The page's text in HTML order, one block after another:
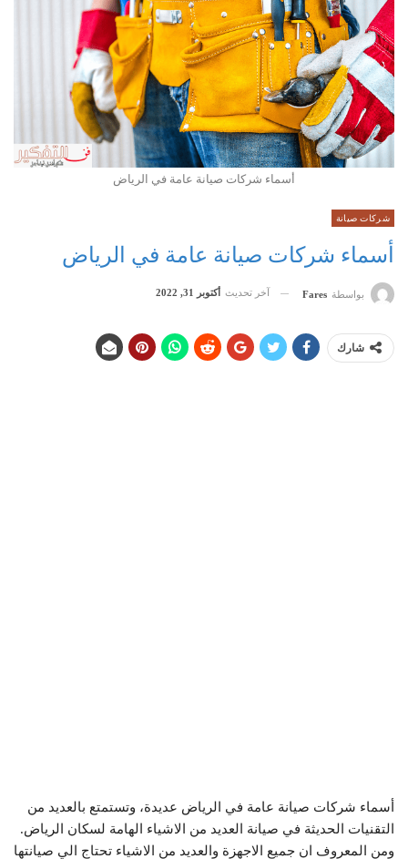
أسماء شركات صيانة عامة في الرياض
شركات صيانة
أسماء شركات صيانة عامة في الرياض
بواسطة Fares آخر تحديث أكتوبر 31, 2022
شارك
أسماء شركات صيانة عامة في الرياض عديدة، وتستمتع بالعديد من
التقنيات الحديثة في صيانة العديد من الاشياء الهامة لسكان الرياض.
ومن المعروف ان جميع الاجهزة والعديد من الاشياء تحتاج الي صيانتها